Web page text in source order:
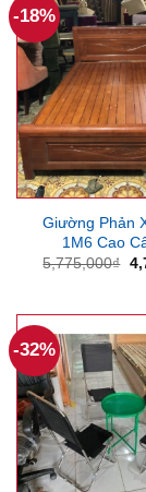
-18%
Giường Phản
1M6 Cao
5,775,000₫
-32%